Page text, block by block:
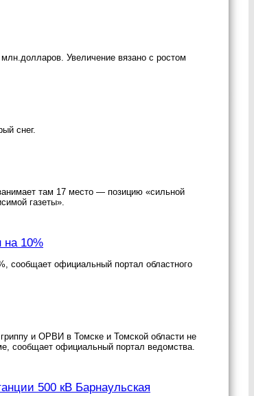
Увеличение вязано с ростом
снег.
там 17 место — позицию «сильной
газеты».
на 10%
сообщает официальный портал областного
и ОРВИ в Томске и Томской области не
сообщает официальный портал ведомства.
500 кВ Барнаульская